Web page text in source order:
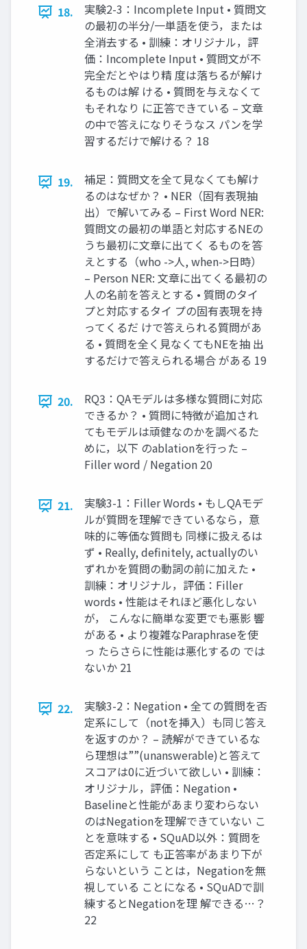
18.
実験2-3：Incomplete Input • 質問文
の最初の半分/一単語を使う，または
全消去する • 訓練：オリジナル，評
価：Incomplete Input • 質問文が不
完全だとやはり精 度は落ちるが解け
るものは解 ける • 質問を与えなくて
もそれなり に正答できている – 文章
の中で答えになりそうなス パンを学
習するだけで解ける？ 18
19.
補足：質問文を全て見なくても解け
るのはなぜか？ • NER（固有表現抽
出）で解いてみる – First Word NER:
質問文の最初の単語と対応するNEの
うち最初に文章に出てく るものを答
えとする（who ->人, when->日時）
– Person NER: 文章に出てくる最初の
人の名前を答えとする • 質問のタイ
プと対応するタイ プの固有表現を持
ってくるだ けで答えられる質問があ
る • 質問を全く見なくてもNEを抽 出
するだけで答えられる場合 がある 19
20.
RQ3：QAモデルは多様な質問に対応
できるか？ • 質問に特徴が追加され
てもモデルは頑健なのかを調べるた
めに，以下 のablationを行った –
Filler word / Negation 20
21.
実験3-1：Filler Words • もしQAモデ
ルが質問を理解できているなら，意
味的に等価な質問も 同様に扱えるは
ず • Really, definitely, actuallyのい
ずれかを質問の動詞の前に加えた •
訓練：オリジナル，評価：Filler
words • 性能はそれほど悪化しない
が， こんなに簡単な変更でも悪影 響
がある • より複雑なParaphraseを使
っ たらさらに性能は悪化するの では
ないか 21
22.
実験3-2：Negation • 全ての質問を否
定系にして（notを挿入）も同じ答え
を返すのか？ – 読解ができているな
ら理想は””(unanswerable)と答えて
スコアは0に近づいて欲しい • 訓練：
オリジナル，評価：Negation •
Baselineと性能があまり変わらない
のはNegationを理解できていない こ
とを意味する • SQuAD以外：質問を
否定系にして も正答率があまり下が
らないという ことは，Negationを無
視している ことになる • SQuADで訓
練するとNegationを理 解できる…？
22